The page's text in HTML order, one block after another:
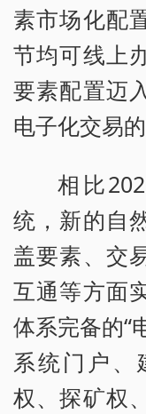
素市场化配
节均可线上
要素配置迈
电子化交易的
相比
统，新的自
盖要素、交
互通等方面
体系完备的“
系统门户、
权、探矿权